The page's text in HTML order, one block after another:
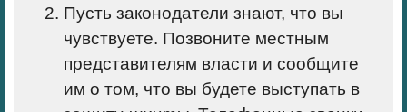
Пусть законодатели знают, что вы
чувствуете. Позвоните местным
представителям власти и сообщите
им о том, что вы будете выступать в